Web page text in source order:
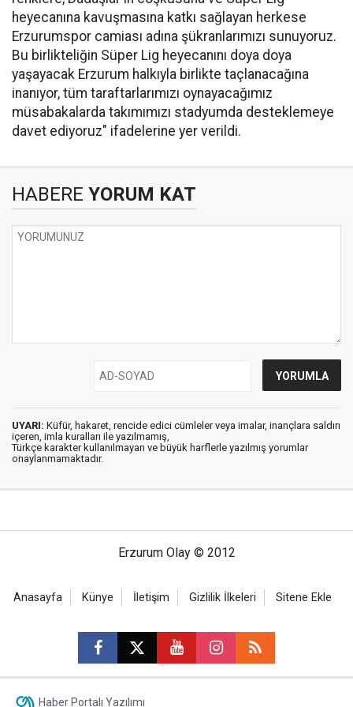
heyecanına kavuşmasına katkı sağlayan herkese
Erzurumspor camiası adına şükranlarımızı sunuyoruz.
Bu birlikteliğin Süper Lig heyecanını doya doya
yaşayacak Erzurum halkıyla birlikte taçlanacağına
inanıyor, tüm taraftarlarımızı oynayacağımız
müsabakalarda takımımızı stadyumda desteklemeye
davet ediyoruz" ifadelerine yer verildi.
HABERE YORUM KAT
UYARI: Küfür, hakaret, rencide edici cümleler veya imalar, inançlara saldırı
içeren, imla kuralları ile yazılmamış,
Türkçe karakter kullanılmayan ve büyük harflerle yazılmış yorumlar
onaylanmamaktadır.
Erzurum Olay © 2012
Anasayfa Künye İletişim Gizlilik İlkeleri Sitene Ekle
Haber Portalı Yazılımı